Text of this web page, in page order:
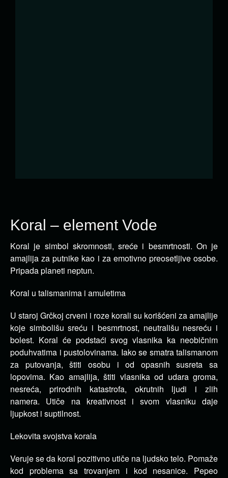
Koral – element Vode
Koral je simbol skromnosti, sreće i besmrtnosti. On je
amajlija za putnike kao i za emotivno preosetljive osobe.
Pripada planeti neptun.
Koral u talismanima i amuletima
U staroj Grčkoj crveni i roze korali su korišćeni za amajlije
koje simbolišu sreću i besmrtnost, neutrališu nesreću i
bolest. Koral će podstaći svog vlasnika ka neobičnim
poduhvatima i pustolovinama. Iako se smatra talismanom
za putovanja, štiti osobu i od opasnih susreta sa
lopovima. Kao amajlija, štiti vlasnika od udara groma,
nesreća, prirodnih katastrofa, okrutnih ljudi i zlih
namera. Utiče na kreativnost i svom vlasniku daje
ljupkost i suptilnost.
Lekovita svojstva korala
Veruje se da koral pozitivno utiče na ljudsko telo. Pomaže
kod problema sa trovanjem i kod nesanice. Pepeo